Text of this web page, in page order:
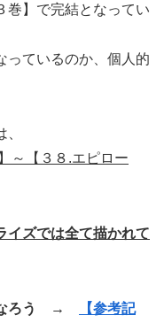
巻】で完結となってい
っているのか、個人的
～【３８.エピロー
イズでは全て描かれて
なろう →
【参考記